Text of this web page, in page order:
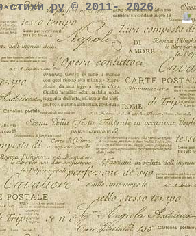
стихи.ру © 2011- 2026